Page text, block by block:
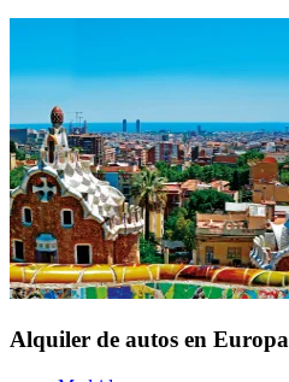
Alquiler de autos en Europa